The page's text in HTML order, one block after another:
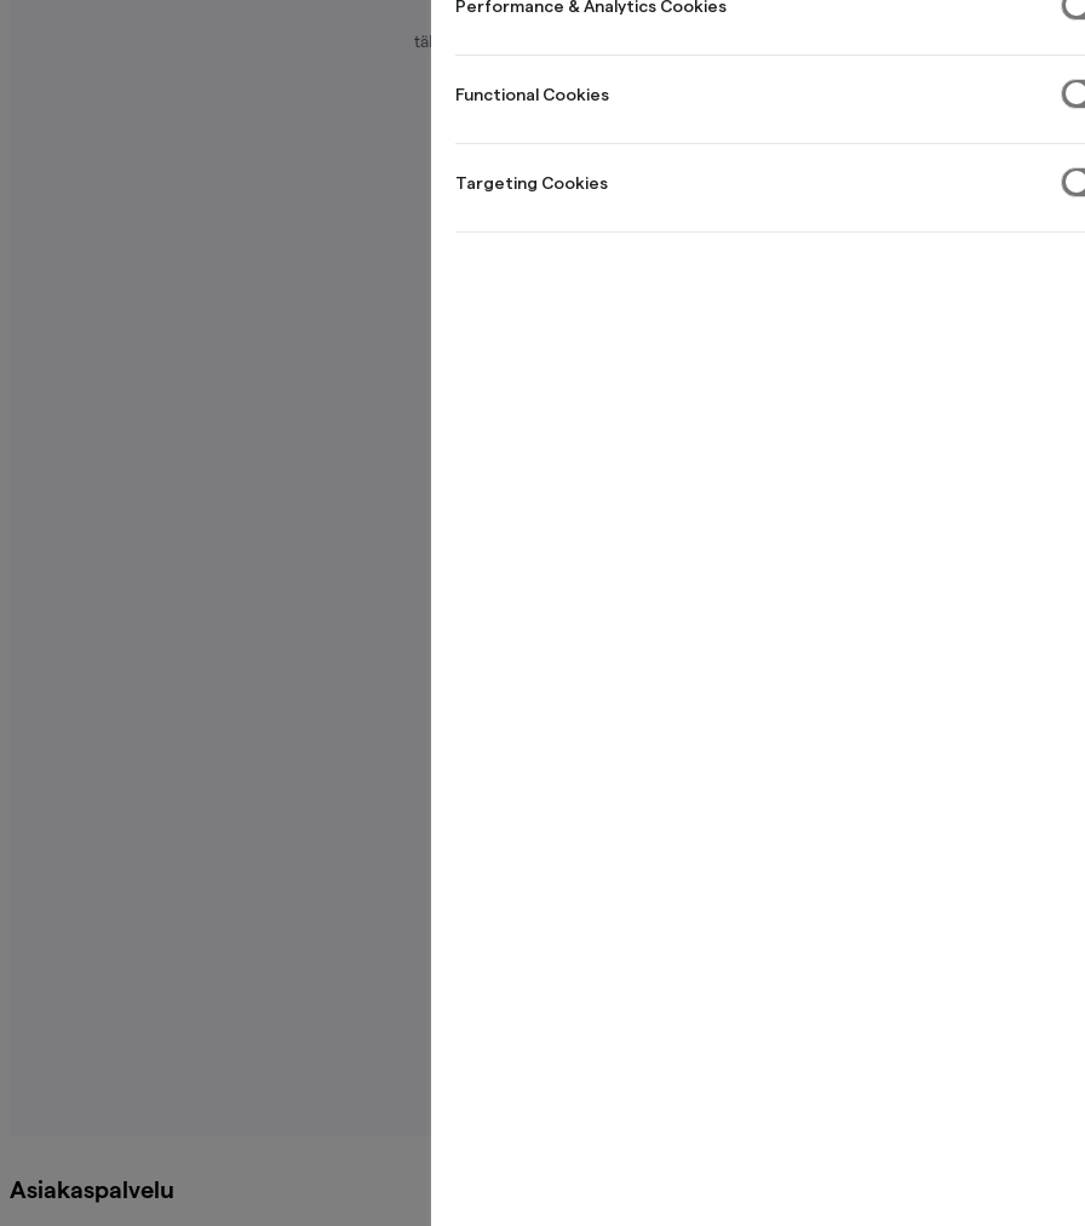
TrustScore lasketaan kaikkien Trustpilot-arvostelujen perusteella, huomioiden
tähtiarviot. Northmill kutsuu satunnaisesti asiakkaita, jotka ovat olleet yhteydessä
useamman tuotteensa osalta, jättämään arvosteluja, ja nämä merkitään
Asiakaspalvelu
Performance & Analytics Cookies
Functional Cookies
Targeting Cookies